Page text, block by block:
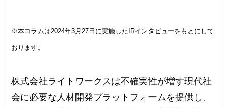
※本コラムは2024年3月27日に実施したIRインタビューをもとにして
おります。
株式会社ライトワークスは不確実性が増す現代社
会に必要な人材開発プラットフォームを提供し、